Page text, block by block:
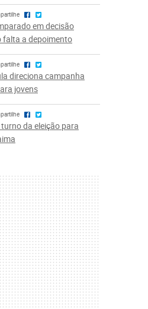
em decisão
falta a depoimento
direciona campanha
jovens
da eleição para